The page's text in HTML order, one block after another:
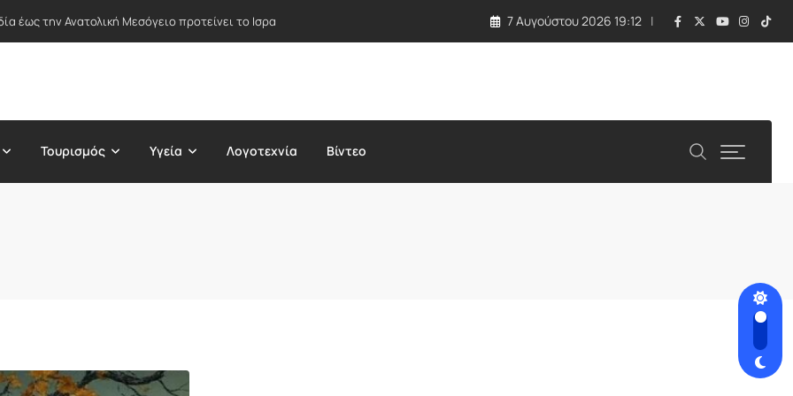
έως την Ανατολική Μεσόγειο προτείνει το Ισραήλ – Στο επίκεντρο Ελλάδα και Κύπρος 7 Αυγούστου 2026 19:12
Τουρισμός Υγεία Λογοτεχνία Βίντεο